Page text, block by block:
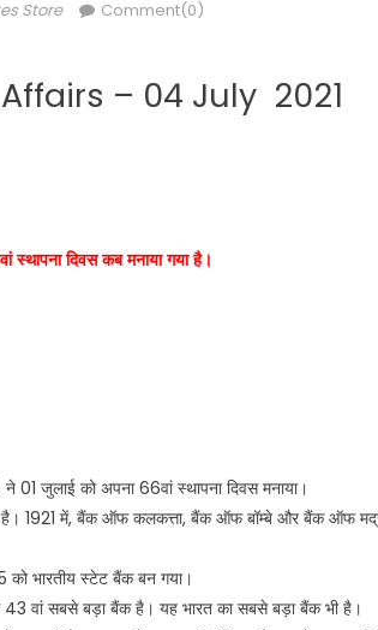
Store Comment(0)
– 04 July 2021
स्थापना दिवस कब मनाया गया है।
जुलाई को अपना 66वां स्थापना दिवस मनाया।
1921 में, बैंक ऑफ कलकत्ता, बैंक ऑफ बॉम्बे और बैंक ऑफ
को भारतीय स्टेट बैंक बन गया।
43 वां सबसे बड़ा बैंक है। यह भारत का सबसे बड़ा बैंक भी है।